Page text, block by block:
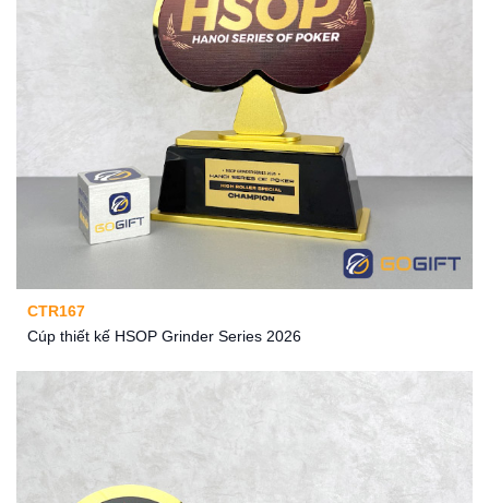
CTR167
Cúp thiết kế HSOP Grinder Series 2026